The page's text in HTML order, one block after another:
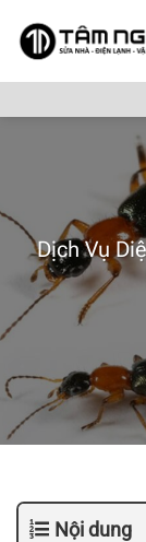
qua
dung
Dịch Vụ
Nội dung